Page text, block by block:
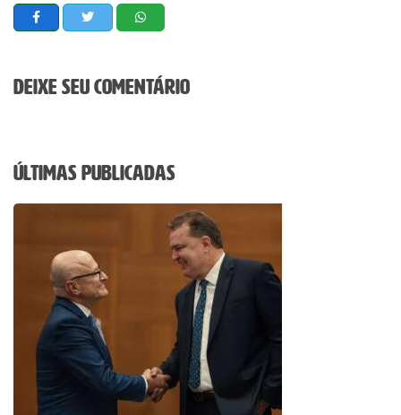
Deixe seu comentário
Últimas Publicadas